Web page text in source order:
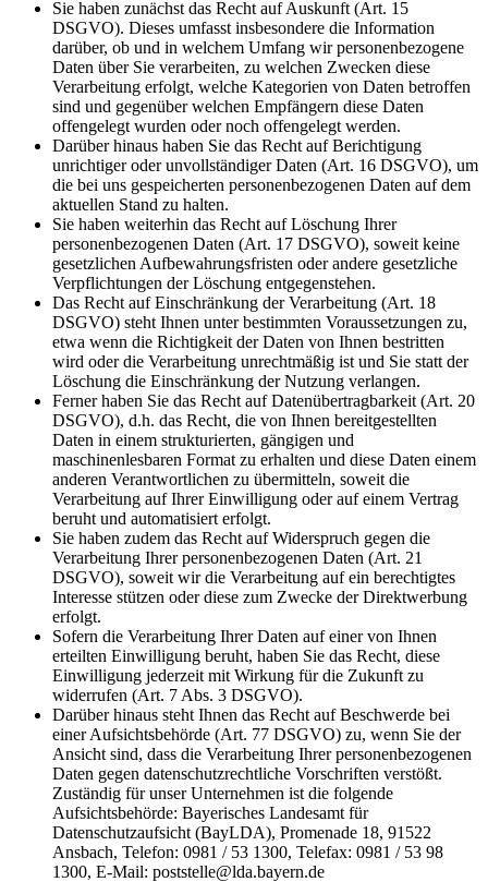
Sie haben zunächst das Recht auf Auskunft (Art. 15
DSGVO). Dieses umfasst insbesondere die Information
darüber, ob und in welchem Umfang wir personenbezogene
Daten über Sie verarbeiten, zu welchen Zwecken diese
Verarbeitung erfolgt, welche Kategorien von Daten betroffen
sind und gegenüber welchen Empfängern diese Daten
offengelegt wurden oder noch offengelegt werden.
Darüber hinaus haben Sie das Recht auf Berichtigung
unrichtiger oder unvollständiger Daten (Art. 16 DSGVO), um
die bei uns gespeicherten personenbezogenen Daten auf dem
aktuellen Stand zu halten.
Sie haben weiterhin das Recht auf Löschung Ihrer
personenbezogenen Daten (Art. 17 DSGVO), soweit keine
gesetzlichen Aufbewahrungsfristen oder andere gesetzliche
Verpflichtungen der Löschung entgegenstehen.
Das Recht auf Einschränkung der Verarbeitung (Art. 18
DSGVO) steht Ihnen unter bestimmten Voraussetzungen zu,
etwa wenn die Richtigkeit der Daten von Ihnen bestritten
wird oder die Verarbeitung unrechtmäßig ist und Sie statt der
Löschung die Einschränkung der Nutzung verlangen.
Ferner haben Sie das Recht auf Datenübertragbarkeit (Art. 20
DSGVO), d.h. das Recht, die von Ihnen bereitgestellten
Daten in einem strukturierten, gängigen und
maschinenlesbaren Format zu erhalten und diese Daten einem
anderen Verantwortlichen zu übermitteln, soweit die
Verarbeitung auf Ihrer Einwilligung oder auf einem Vertrag
beruht und automatisiert erfolgt.
Sie haben zudem das Recht auf Widerspruch gegen die
Verarbeitung Ihrer personenbezogenen Daten (Art. 21
DSGVO), soweit wir die Verarbeitung auf ein berechtigtes
Interesse stützen oder diese zum Zwecke der Direktwerbung
erfolgt.
Sofern die Verarbeitung Ihrer Daten auf einer von Ihnen
erteilten Einwilligung beruht, haben Sie das Recht, diese
Einwilligung jederzeit mit Wirkung für die Zukunft zu
widerrufen (Art. 7 Abs. 3 DSGVO).
Darüber hinaus steht Ihnen das Recht auf Beschwerde bei
einer Aufsichtsbehörde (Art. 77 DSGVO) zu, wenn Sie der
Ansicht sind, dass die Verarbeitung Ihrer personenbezogenen
Daten gegen datenschutzrechtliche Vorschriften verstößt.
Zuständig für unser Unternehmen ist die folgende
Aufsichtsbehörde: Bayerisches Landesamt für
Datenschutzaufsicht (BayLDA), Promenade 18, 91522
Ansbach, Telefon: 0981 / 53 1300, Telefax: 0981 / 53 98
1300, E-Mail: poststelle@lda.bayern.de